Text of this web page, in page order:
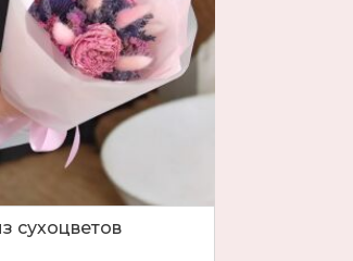
сухоцветов